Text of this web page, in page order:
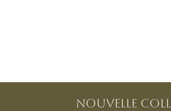
NOUVELLE